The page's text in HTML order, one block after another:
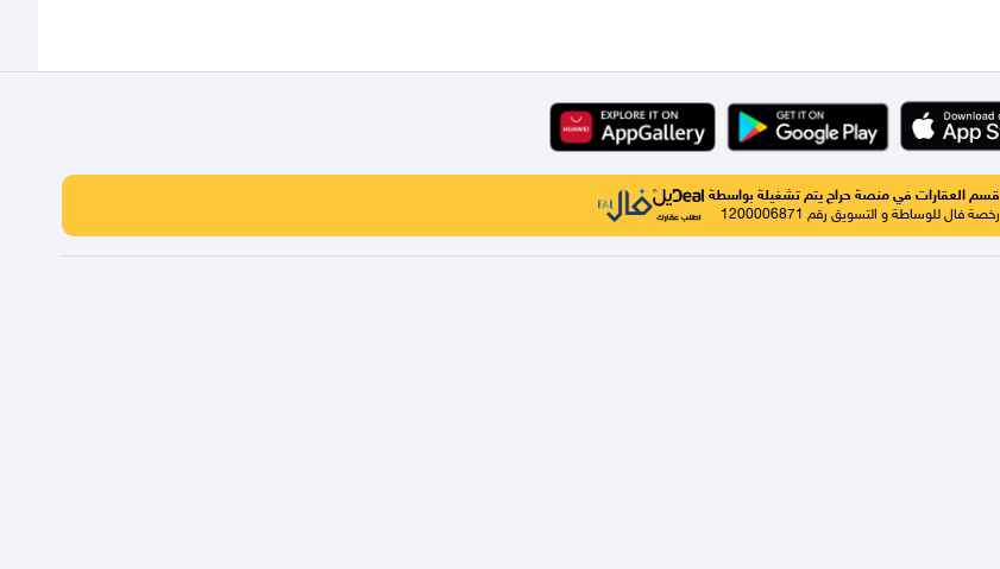
قسم العقارات في منصة حراج يتم تشغيلة بواسطة
رخصة فال للوساطة و التسويق رقم 1200006871